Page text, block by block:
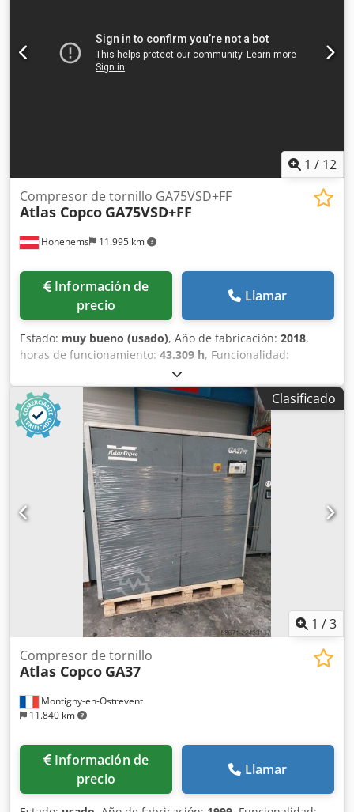
1 / 12
Hohenems 11.995 km
Compresor de tornillo GA75VSD+FF
Atlas Copco GA75VSD+FF
Información de
precio
Llamar
Estado: muy bueno (usado), Año de fabricación: 2018,
horas de funcionamiento: 43.309 h, Funcionalidad:
, Compresor de tornillo Atlas Copco
GA75VSD+FF Inversor y secador integrados 75 kW 12,75 bar
15,50 m³/min Año de fabricación: 2018 Horas de
funcionamiento: 43.309 Dksdpozp Urwofx Aflsr
Clasificado
1 /3
Montigny-en-Ostrevent
11.840 km
Compresor de tornillo
Atlas Copco GA37
Información de
precio
Llamar